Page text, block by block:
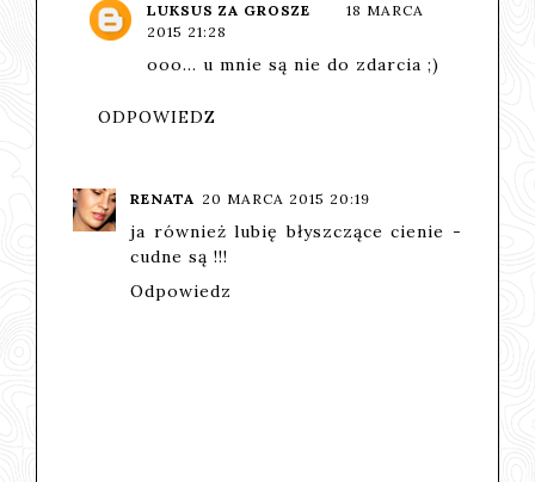
LUKSUS ZA GROSZE
18 MARCA
2015 21:28
ooo... u mnie są nie do zdarcia ;)
ODPOWIEDZ
RENATA 20 MARCA 2015 20:19
ja również lubię błyszczące cienie -
cudne są !!!
Odpowiedz